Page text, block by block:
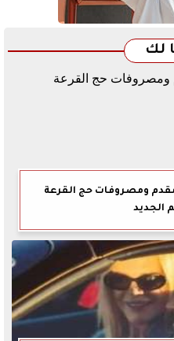
لك
ومصروفات حج القرعة
الجديد